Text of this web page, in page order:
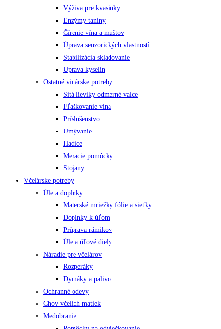
Výživa pre kvasinky
Enzýmy taníny
Čírenie vína a muštov
Úprava senzorických vlastností
Stabilizácia skladovanie
Úprava kyselín
Ostatné vinárske potreby
Sitá lieviky odmerné valce
Fľaškovanie vína
Príslušenstvo
Umývanie
Hadice
Meracie pomôcky
Stojany
Včelárske potreby
Úle a doplnky
Materské mriežky fólie a sieťky
Doplnky k úľom
Príprava rámikov
Úle a úľové diely
Náradie pre včelárov
Rozperáky
Dymáky a palivo
Ochranné odevy
Chov včelích matiek
Medobranie